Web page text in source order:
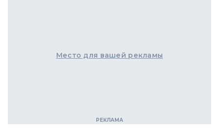
Место для вашей рекламы